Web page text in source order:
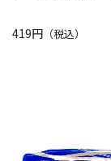
419円 （税込）